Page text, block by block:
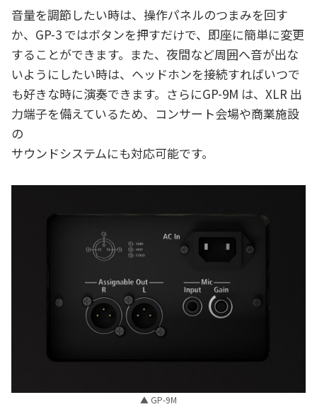
音量を調節したい時は、操作パネルのつまみを回す
か、GP-3 ではボタンを押すだけで、即座に簡単に変更
することができます。また、夜間など周囲へ音が出な
いようにしたい時は、ヘッドホンを接続すればいつで
も好きな時に演奏できます。さらにGP-9M は、XLR 出
力端子を備えているため、コンサート会場や商業施設
の
サウンドシステムにも対応可能です。
▲ GP-9M